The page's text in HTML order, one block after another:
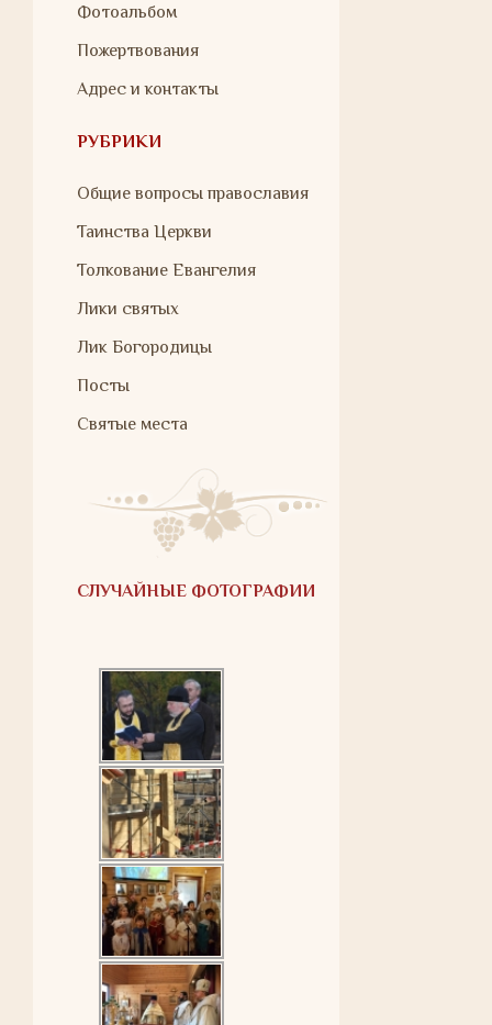
Фотоальбом
Пожертвования
Адрес и контакты
РУБРИКИ
Общие вопросы православия
Таинства Церкви
Толкование Евангелия
Лики святых
Лик Богородицы
Посты
Святые места
СЛУЧАЙНЫЕ ФОТОГРАФИИ